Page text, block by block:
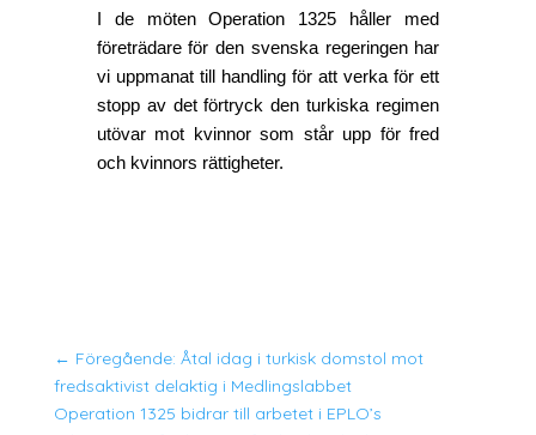
I de möten Operation 1325 håller med
företrädare för den svenska regeringen har
vi uppmanat till handling för att verka för ett
stopp av det förtryck den turkiska regimen
utövar mot kvinnor som står upp för fred
och kvinnors rättigheter.
← Föregående: Åtal idag i turkisk domstol mot
fredsaktivist delaktig i Medlingslabbet
Operation 1325 bidrar till arbetet i EPLO’s